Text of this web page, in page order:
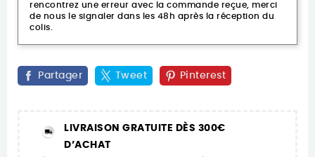
rencontrez une erreur avec la commande reçue, merci
de nous le signaler dans les 48h après la réception du
colis.
Partager Tweet Pinterest
LIVRAISON GRATUITE DÈS 300€
D’ACHAT